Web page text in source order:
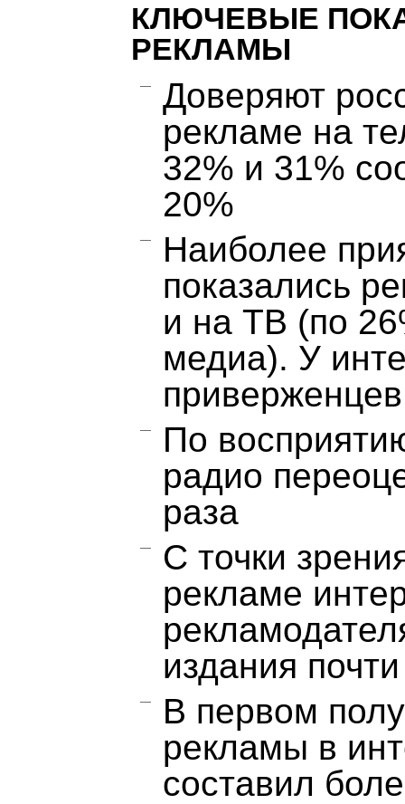
КЛЮЧЕВЫЕ
РЕКЛАМЫ
Доверяют
рекламе на
32% и 31%
20%
Наиболее
показались
и на ТВ (по
медиа). У
приверженцев
По
радио
раза
С точки
рекламе
издания
В первом
рекламы в
составил